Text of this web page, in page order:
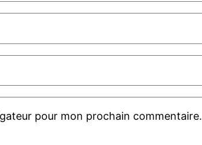
pour mon prochain commentaire.